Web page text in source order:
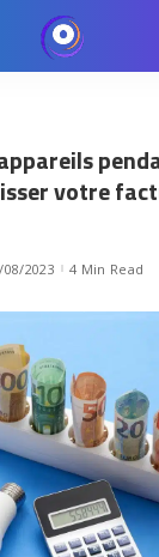
votre
08/2023 4 Min Read